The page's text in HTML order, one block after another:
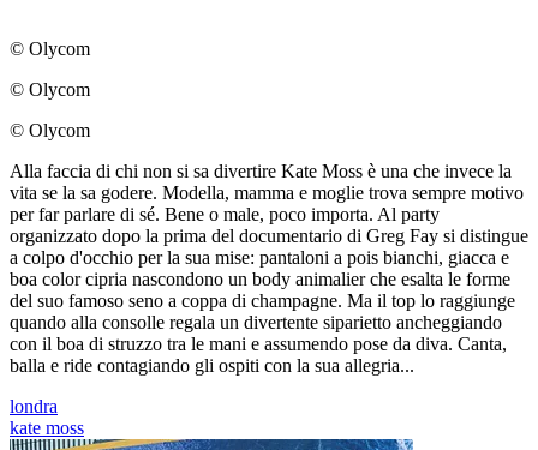
© Olycom
© Olycom
© Olycom
Alla faccia di chi non si sa divertire Kate Moss è una che invece la
vita se la sa godere. Modella, mamma e moglie trova sempre motivo
per far parlare di sé. Bene o male, poco importa. Al party
organizzato dopo la prima del documentario di Greg Fay si distingue
a colpo d'occhio per la sua mise: pantaloni a pois bianchi, giacca e
boa color cipria nascondono un body animalier che esalta le forme
del suo famoso seno a coppa di champagne. Ma il top lo raggiunge
quando alla consolle regala un divertente siparietto ancheggiando
con il boa di struzzo tra le mani e assumendo pose da diva. Canta,
balla e ride contagiando gli ospiti con la sua allegria...
londra
kate moss